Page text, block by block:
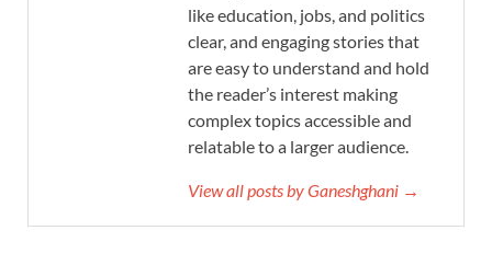
like education, jobs, and politics
clear, and engaging stories that
are easy to understand and hold
the reader’s interest making
complex topics accessible and
relatable to a larger audience.
View all posts by Ganeshghani →